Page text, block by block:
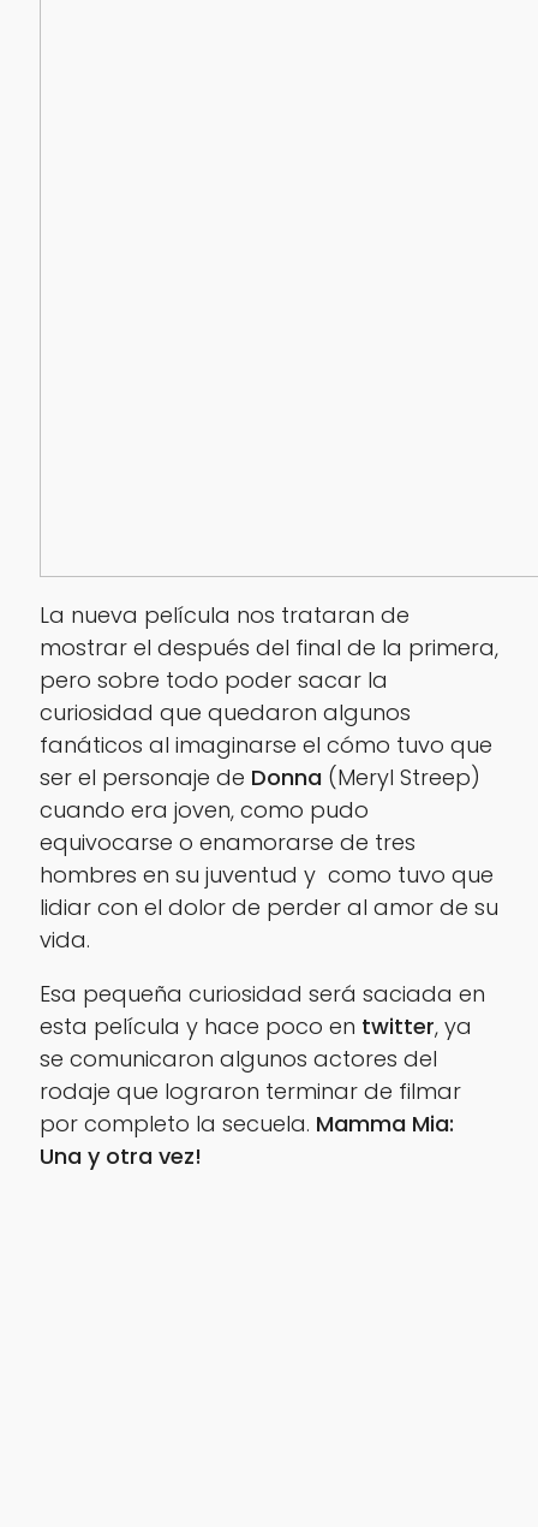
La nueva película nos trataran de
mostrar el después del final de la primera,
pero sobre todo poder sacar la
curiosidad que quedaron algunos
fanáticos al imaginarse el cómo tuvo que
ser el personaje de Donna (Meryl Streep)
cuando era joven, como pudo
equivocarse o enamorarse de tres
hombres en su juventud y como tuvo que
lidiar con el dolor de perder al amor de su
vida.
Esa pequeña curiosidad será saciada en
esta película y hace poco en twitter, ya
se comunicaron algunos actores del
rodaje que lograron terminar de filmar
por completo la secuela. Mamma Mia:
Una y otra vez!